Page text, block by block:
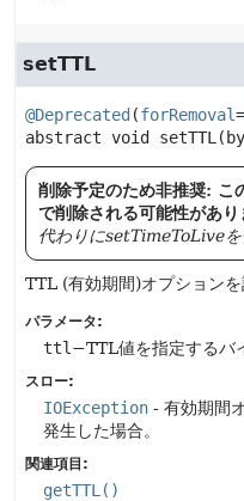
setTTL
@Deprecated (forRemoval
abstract void setTTL
削除予定のため非推奨: こ
で削除される可能性があり
代わりにsetTimeToLiveを
TTL (有効期間)オプションを
パラメータ:
ttl −TTL値を指定するバ
スロー:
IOException - 有効期間
発生した場合。
関連項目:
getTTL()